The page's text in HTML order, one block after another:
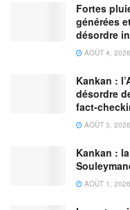
Fortes
générées
désordre
AOÛT 4, 2026
Kankan :
désordre
fact-
AOÛT 3, 2026
Kankan :
AOÛT 1, 2026